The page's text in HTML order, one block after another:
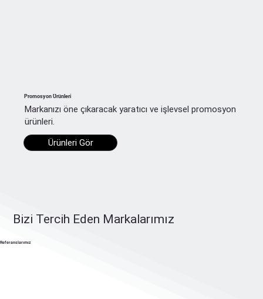
Promosyon Ürünleri
Markanızı öne çıkaracak yaratıcı ve işlevsel promosyon
ürünleri.
Ürünleri Gör
Bizi Tercih Eden Markalarımız
Referanslarımız